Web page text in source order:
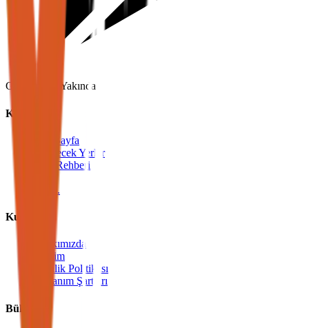
Google Play Yakında
Keşfet
Ana Sayfa
Gezilecek Yerler
Vize Rehberi
S.S.S.
Kurumsal
Hakkımızda
İletişim
Gizlilik Politikası
Kullanım Şartları
Bülten